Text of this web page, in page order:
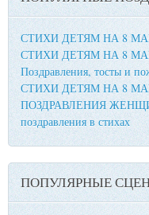
СТИХИ ДЕТЯМ НА 8
СТИХИ ДЕТЯМ НА 8
Поздравления, тосты и
СТИХИ ДЕТЯМ НА 8
ПОЗДРАВЛЕНИЯ
поздравления в стихах
ПОПУЛЯРНЫЕ